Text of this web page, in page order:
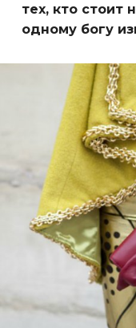
тех, кто стоит
одному богу